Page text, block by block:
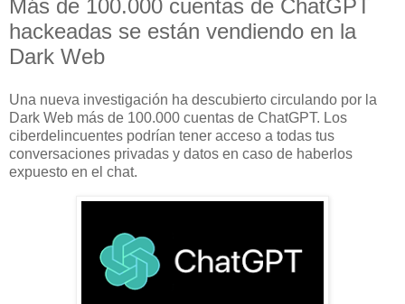
Más de 100.000 cuentas de ChatGPT
hackeadas se están vendiendo en la
Dark Web
Una nueva investigación ha descubierto circulando por la
Dark Web más de 100.000 cuentas de ChatGPT. Los
ciberdelincuentes podrían tener acceso a todas tus
conversaciones privadas y datos en caso de haberlos
expuesto en el chat.